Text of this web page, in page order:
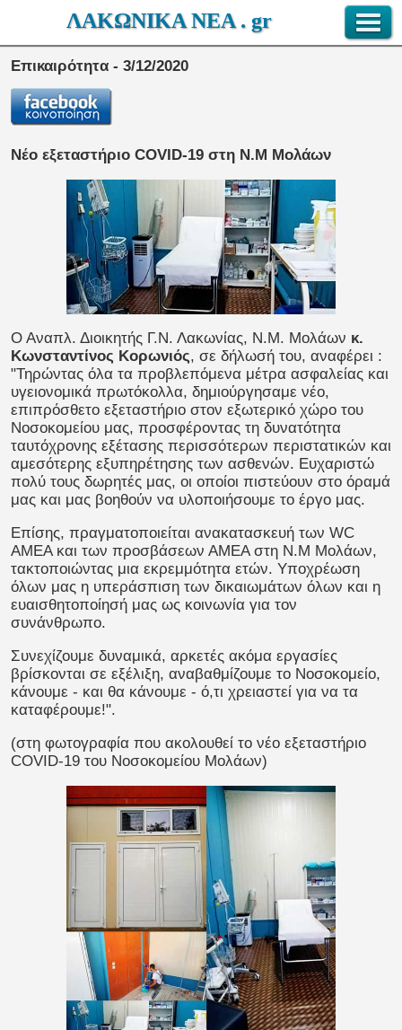
ΛΑΚΩΝΙΚΑ ΝΕΑ . gr
Επικαιρότητα - 3/12/2020
Νέο εξεταστήριο COVID-19 στη Ν.Μ Μολάων
Ο Αναπλ. Διοικητής Γ.Ν. Λακωνίας, Ν.Μ. Μολάων κ.
Κωνσταντίνος Κορωνιός, σε δήλωσή του, αναφέρει :
"Τηρώντας όλα τα προβλεπόμενα μέτρα ασφαλείας και
υγειονομικά πρωτόκολλα, δημιούργησαμε νέο,
επιπρόσθετο εξεταστήριο στον εξωτερικό χώρο του
Νοσοκομείου μας, προσφέροντας τη δυνατότητα
ταυτόχρονης εξέτασης περισσότερων περιστατικών και
αμεσότερης εξυπηρέτησης των ασθενών. Ευχαριστώ
πολύ τους δωρητές μας, οι οποίοι πιστεύουν στο όραμά
μας και μας βοηθούν να υλοποιήσουμε το έργο μας.
Επίσης, πραγματοποιείται ανακατασκευή των WC
ΑΜΕΑ και των προσβάσεων ΑΜΕΑ στη Ν.Μ Μολάων,
τακτοποιώντας μια εκρεμμότητα ετών. Υποχρέωση
όλων μας η υπεράσπιση των δικαιωμάτων όλων και η
ευαισθητοποίησή μας ως κοινωνία για τον
συνάνθρωπο.
Συνεχίζουμε δυναμικά, αρκετές ακόμα εργασίες
βρίσκονται σε εξέλιξη, αναβαθμίζουμε το Νοσοκομείο,
κάνουμε - και θα κάνουμε - ό,τι χρειαστεί για να τα
καταφέρουμε!".
(στη φωτογραφία που ακολουθεί το νέο εξεταστήριο
COVID-19 του Νοσοκομείου Μολάων)